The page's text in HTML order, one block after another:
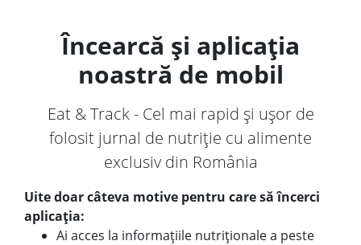
Încearcă și aplicația
noastră de mobil
Eat & Track - Cel mai rapid și ușor de
folosit jurnal de nutriție cu alimente
exclusiv din România
Uite doar câteva motive pentru care să încerci
aplicația:
Ai acces la informațiile nutriționale a peste